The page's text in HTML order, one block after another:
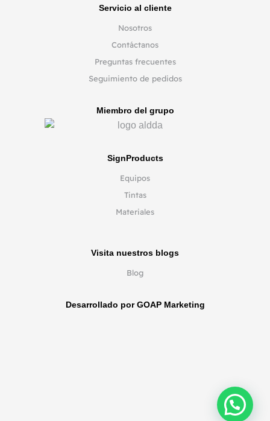
Servicio al cliente
Nosotros
Contáctanos
Preguntas frecuentes
Seguimiento de pedidos
Miembro del grupo
SignProducts
Equipos
Tintas
Materiales
Desarrollado por GOAP Marketing
Visita nuestros blogs
Blog